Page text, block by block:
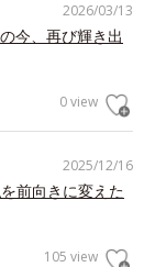
2026/03/13
今、再び輝き出
0 view
2025/12/16
前向きに変えた
105 view